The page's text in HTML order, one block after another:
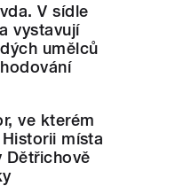
V sídle
vystavují
umělců
ve kterém
místa
Dětřichově